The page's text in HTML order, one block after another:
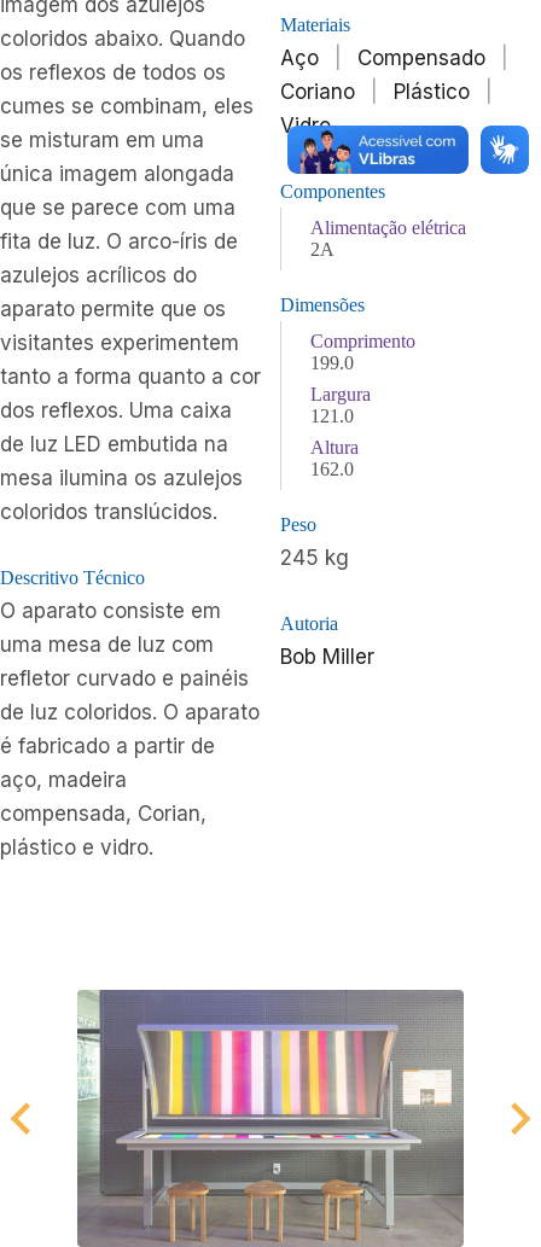
coloridos abaixo. Quando
os reflexos de todos os
cumes se combinam, eles
se misturam em uma
única imagem alongada
que se parece com uma
fita de luz. O arco-íris de
azulejos acrílicos do
aparato permite que os
visitantes experimentem
tanto a forma quanto a cor
dos reflexos. Uma caixa
de luz LED embutida na
mesa ilumina os azulejos
coloridos translúcidos.
Descritivo Técnico
O aparato consiste em
uma mesa de luz com
refletor curvado e painéis
de luz coloridos. O aparato
é fabricado a partir de
aço, madeira
compensada, Corian,
plástico e vidro.
Materiais
Aço Compensado
Coriano
Plástico
Vidro
Componentes
Alimentação elétrica
2A
Dimensões
Comprimento
199.0
Largura
121.0
Altura
162.0
Peso
245 kg
Autoria
Bob Miller